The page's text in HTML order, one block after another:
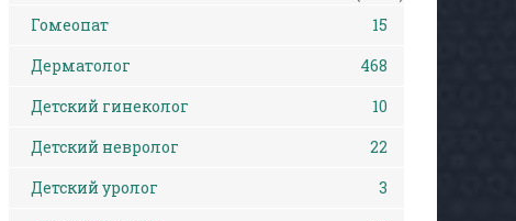
Гомеопат
15
Дерматолог
468
Детский гинеколог
10
Детский невролог
22
Детский уролог
3